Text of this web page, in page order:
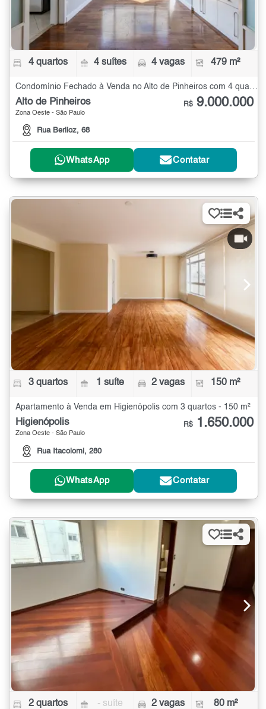
4 quartos 4 suítes 4 vagas 479 m²
Condomínio Fechado à Venda no Alto de Pinheiros com 4 quartos - 479 m²
Alto de Pinheiros
Zona Oeste - São Paulo
Rua Berlioz, 68
R$ 9.000.000
WhatsApp Contatar
3 quartos 1 suíte 2 vagas 150 m²
Apartamento à Venda em Higienópolis com 3 quartos - 150 m²
Higienópolis
Zona Oeste - São Paulo
Rua Itacolomi, 280
R$ 1.650.000
WhatsApp Contatar
2 quartos - suíte 2 vagas 80 m²